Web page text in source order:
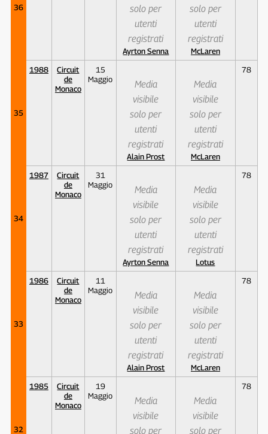
36
solo per
utenti
registrati
Ayrton Senna
solo per
utenti
registrati
McLaren
35
1988
Circuit
de
Monaco
15
Maggio
Media
visibile
solo per
utenti
registrati
Alain Prost
Media
visibile
solo per
utenti
registrati
McLaren
78
34
1987
Circuit
de
Monaco
31
Maggio
Media
visibile
solo per
utenti
registrati
Ayrton Senna
Media
visibile
solo per
utenti
registrati
Lotus
78
33
1986
Circuit
de
Monaco
11
Maggio
Media
visibile
solo per
utenti
registrati
Alain Prost
Media
visibile
solo per
utenti
registrati
McLaren
78
32
1985
Circuit
de
Monaco
19
Maggio
Media
visibile
solo per
Media
visibile
solo per
78